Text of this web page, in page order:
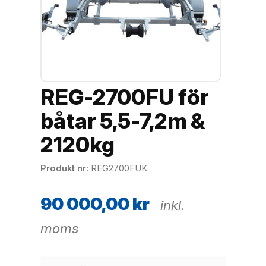
REG-2700FU för
båtar 5,5-7,2m &
2120kg
Produkt nr REG2700FUK
90 000,00kr
inkl.
moms